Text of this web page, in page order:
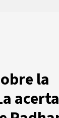
la